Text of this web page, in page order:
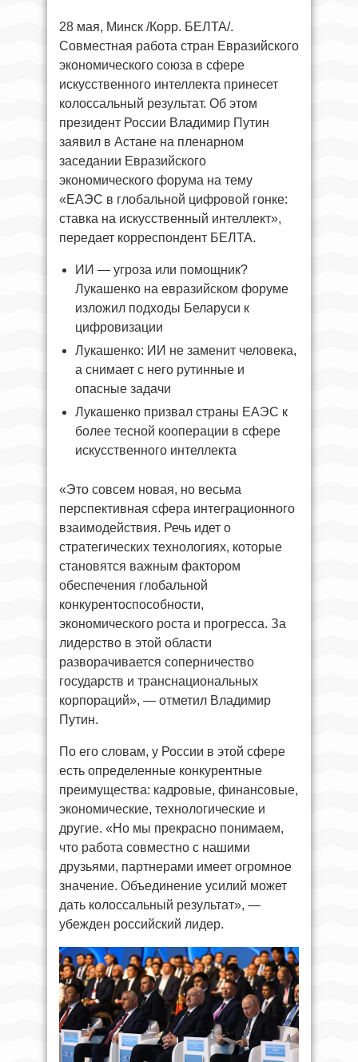
28 мая, Минск /Корр. БЕЛТА/.
Совместная работа стран Евразийского
экономического союза в сфере
искусственного интеллекта принесет
колоссальный результат. Об этом
президент России Владимир Путин
заявил в Астане на пленарном
заседании Евразийского
экономического форума на тему
«ЕАЭС в глобальной цифровой гонке:
ставка на искусственный интеллект»,
передает корреспондент БЕЛТА.
ИИ — угроза или помощник?
Лукашенко на евразийском форуме
изложил подходы Беларуси к
цифровизации
Лукашенко: ИИ не заменит человека,
а снимает с него рутинные и
опасные задачи
Лукашенко призвал страны ЕАЭС к
более тесной кооперации в сфере
искусственного интеллекта
«Это совсем новая, но весьма
перспективная сфера интеграционного
взаимодействия. Речь идет о
стратегических технологиях, которые
становятся важным фактором
обеспечения глобальной
конкурентоспособности,
экономического роста и прогресса. За
лидерство в этой области
разворачивается соперничество
государств и транснациональных
корпораций», — отметил Владимир
Путин.
По его словам, у России в этой сфере
есть определенные конкурентные
преимущества: кадровые, финансовые,
экономические, технологические и
другие. «Но мы прекрасно понимаем,
что работа совместно с нашими
друзьями, партнерами имеет огромное
значение. Объединение усилий может
дать колоссальный результат», —
убежден российский лидер.